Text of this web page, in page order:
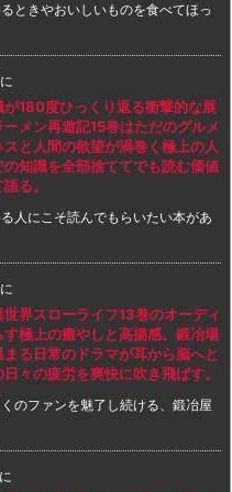
ときやおいしいものを食べてほっ
が180度ひっくり返る衝撃的な展
メン再遊記15巻はただのグルメ
と人間の欲望が渦巻く極上の人
知識を全部捨ててでも読む価値
る。
人にこそ読んでもらいたい本があ
界スローライフ13巻のオーディ
極上の癒やしと高揚感。鍛冶場
る日常のドラマが耳から脳へと
々の疲労を爽快に吹き飛ばす。
のファンを魅了し続ける、鍛冶屋